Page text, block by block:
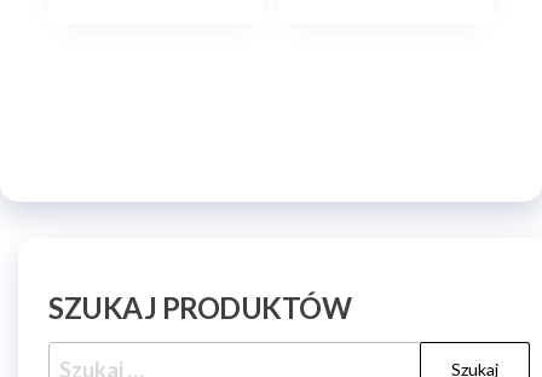
SZUKAJ PRODUKTÓW
Szukaj: